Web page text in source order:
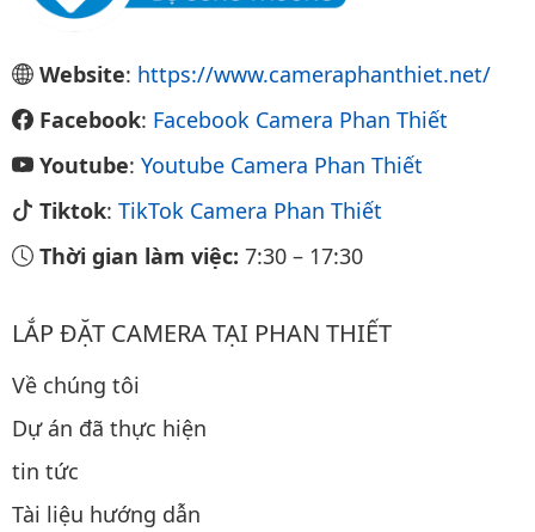
Website: https://www.cameraphanthiet.net/
Facebook: Facebook Camera Phan Thiết
Youtube: Youtube Camera Phan Thiết
Tiktok: TikTok Camera Phan Thiết
Thời gian làm việc: 7:30 – 17:30
LẮP ĐẶT CAMERA TẠI PHAN THIẾT
Về chúng tôi
Dự án đã thực hiện
tin tức
Tài liệu hướng dẫn